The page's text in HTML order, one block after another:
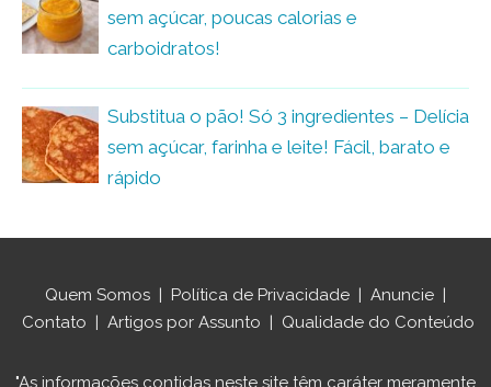
sem açúcar, poucas calorias e
carboidratos!
Substitua o pão! Só 3 ingredientes – Delícia
sem açúcar, farinha e leite! Fácil, barato e
rápido
Quem Somos Política de Privacidade Anuncie
Contato
Artigos por Assunto Qualidade do Conteúdo
"As informações contidas neste site têm caráter meramente